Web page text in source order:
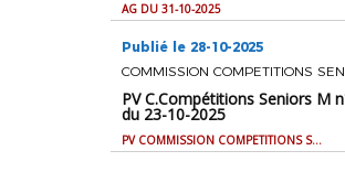
AG DU 31-10-2025
Publié le 28-10-2025
PV C.Compétitions Seniors M
du 23-10-2025
PV COMMISSION COMPETITIONS SENIORS M